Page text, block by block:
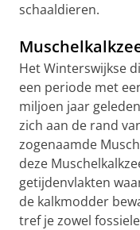
schaaldieren.
Het Winterswijkse
een periode met
miljoen jaar
zich aan de rand
zogenaamde
deze
getijdenvlakten
de kalkmodder
tref je zowel